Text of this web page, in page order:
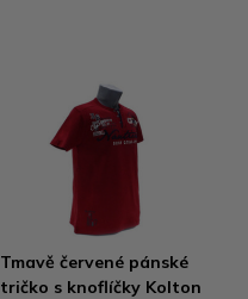
Tmavě červené pánské
tričko s knoflíčky Kolton